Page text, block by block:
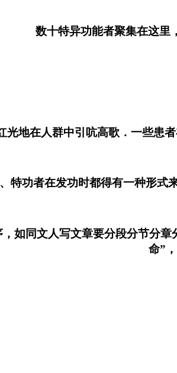
数十特异功能者聚集在这里，
在人群中引吭高歌．一些患者
功者在发功时都得有一种形式来
同文人写文章要分段分节分章
命”